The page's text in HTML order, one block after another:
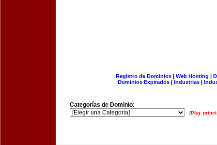
Registro de Dominios| Web Hosting |
Dominios Expirados | Industrias |
Categorías de Dominio:
[Pág.